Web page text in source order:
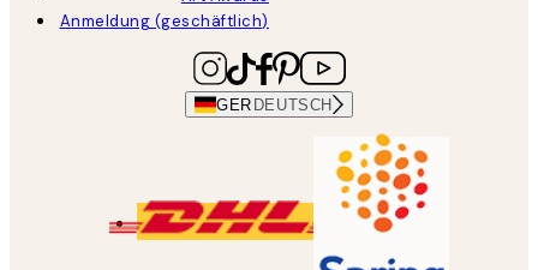
Anmeldung (geschäftlich)
GER DEUTSCH